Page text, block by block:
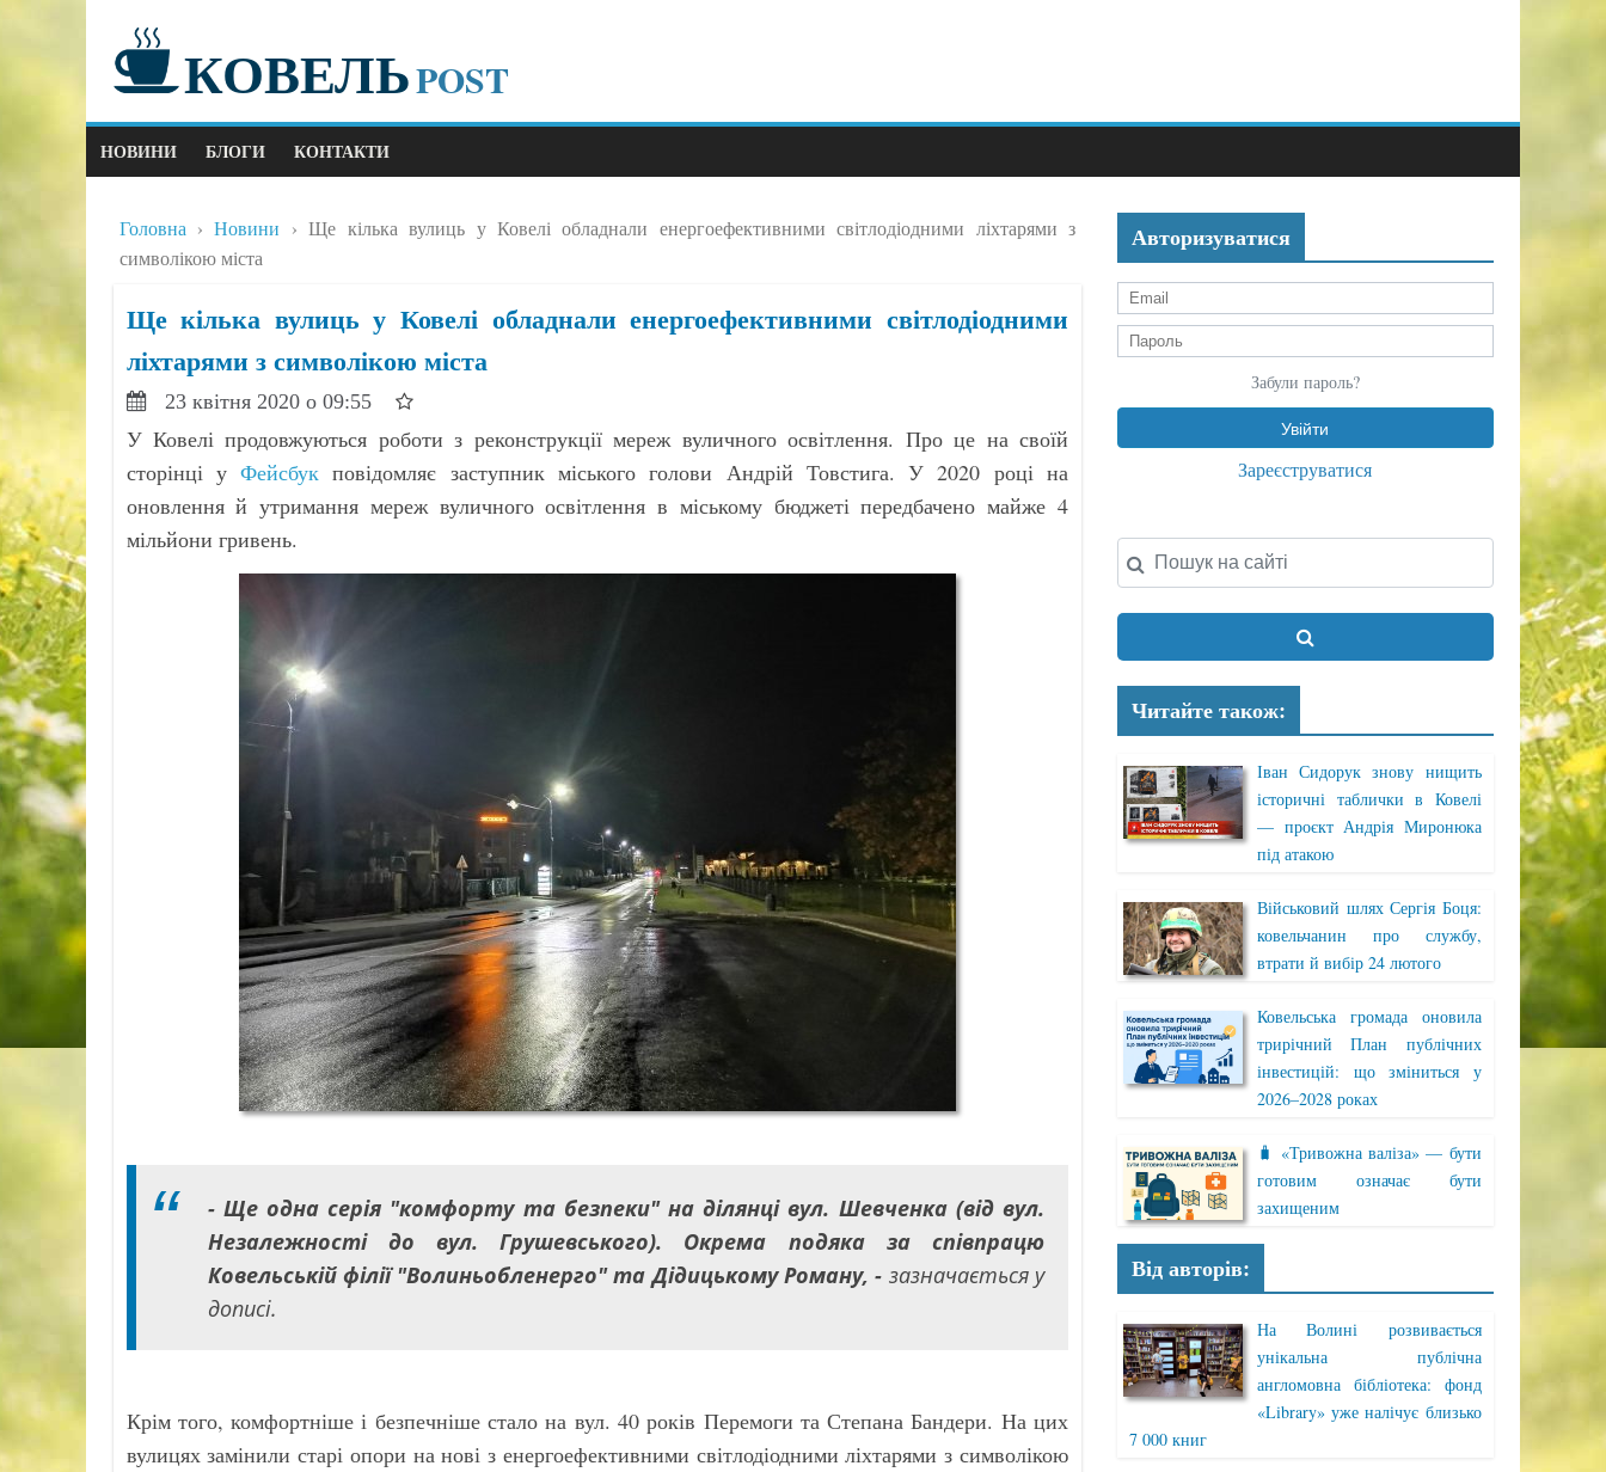
КОВЕЛЬPOST
НОВИНИ БЛОГИ КОНТАКТИ
Головна Новини
Ще кілька вулиць у Ковелі обладнали енергоефективними світлодіодними ліхтарями з
символікою міста
Ще кілька вулиць у Ковелі обладнали енергоефективними світлодіодними
ліхтарями з символікою міста
23 квітня 2020 о 09:55
У Ковелі продовжуються роботи з реконструкції мереж вуличного освітлення. Про це на своїй
сторінці уФейсбук повідомляє заступник міського голови Андрій Товстига. У 2020 році на
оновлення й утримання мереж вуличного освітлення в міському бюджеті передбачено майже 4
мільйони гривень.
- Ще одна серія "комфорту та безпеки" на ділянці вул. Шевченка (від вул.
Незалежності до вул. Грушевського). Окрема подяка за співпрацю
Ковельській філії "Волиньобленерго" та Дідицькому Роману, - зазначається у
дописі.
Крім того, комфортніше і безпечніше стало на вул. 40 років Перемоги та Степана Бандери. На цих
вулицях замінили старі опори на нові з енергоефективними світлодіодними ліхтарями з символікою
Авторизуватися
Забули пароль?
Зареєструватися
Читайте також:
Іван Сидорук знову нищить
історичні таблички в Ковелі
— проєкт Андрія Миронюка
під атакою
Військовий шлях Сергія Боця:
ковельчанин про службу,
втрати й вибір 24 лютого
Ковельська громада оновила
трирічний План публічних
інвестицій: що зміниться у
2026–2028 роках
🧳 «Тривожна валіза» — бути
готовим означає бути
захищеним
Від авторів:
На Волині розвивається
унікальна публічна
англомовна бібліотека: фонд
«Library» уже налічує близько
7 000 книг